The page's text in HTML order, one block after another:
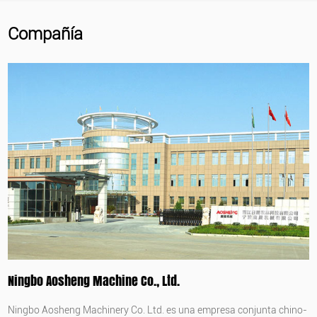
Compañía
Ningbo Aosheng Machine Co., Ltd.
Ningbo Aosheng Machinery Co. Ltd. es una empresa conjunta chino-